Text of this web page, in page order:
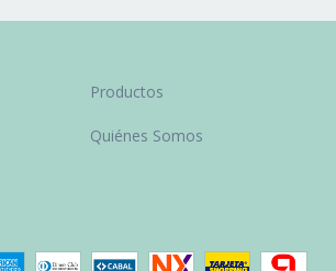
Productos
Quiénes Somos